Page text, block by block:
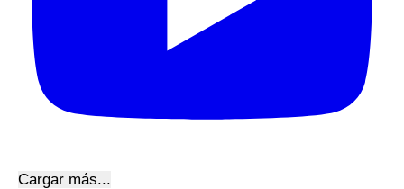
Cargar más...